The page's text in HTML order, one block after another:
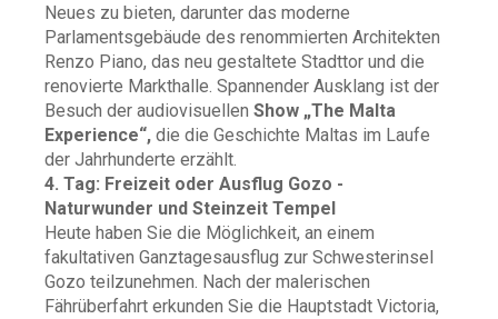
Neues zu bieten, darunter das moderne
Parlamentsgebäude des renommierten Architekten
Renzo Piano, das neu gestaltete Stadttor und die
renovierte Markthalle. Spannender Ausklang ist der
Besuch der audiovisuellen Show „The Malta
Experience“, die die Geschichte Maltas im Laufe
der Jahrhunderte erzählt.
4. Tag: Freizeit oder Ausflug Gozo -
Naturwunder und Steinzeit Tempel
Heute haben Sie die Möglichkeit, an einem
fakultativen Ganztagesausflug zur Schwesterinsel
Gozo teilzunehmen. Nach der malerischen
Fährüberfahrt erkunden Sie die Hauptstadt Victoria,